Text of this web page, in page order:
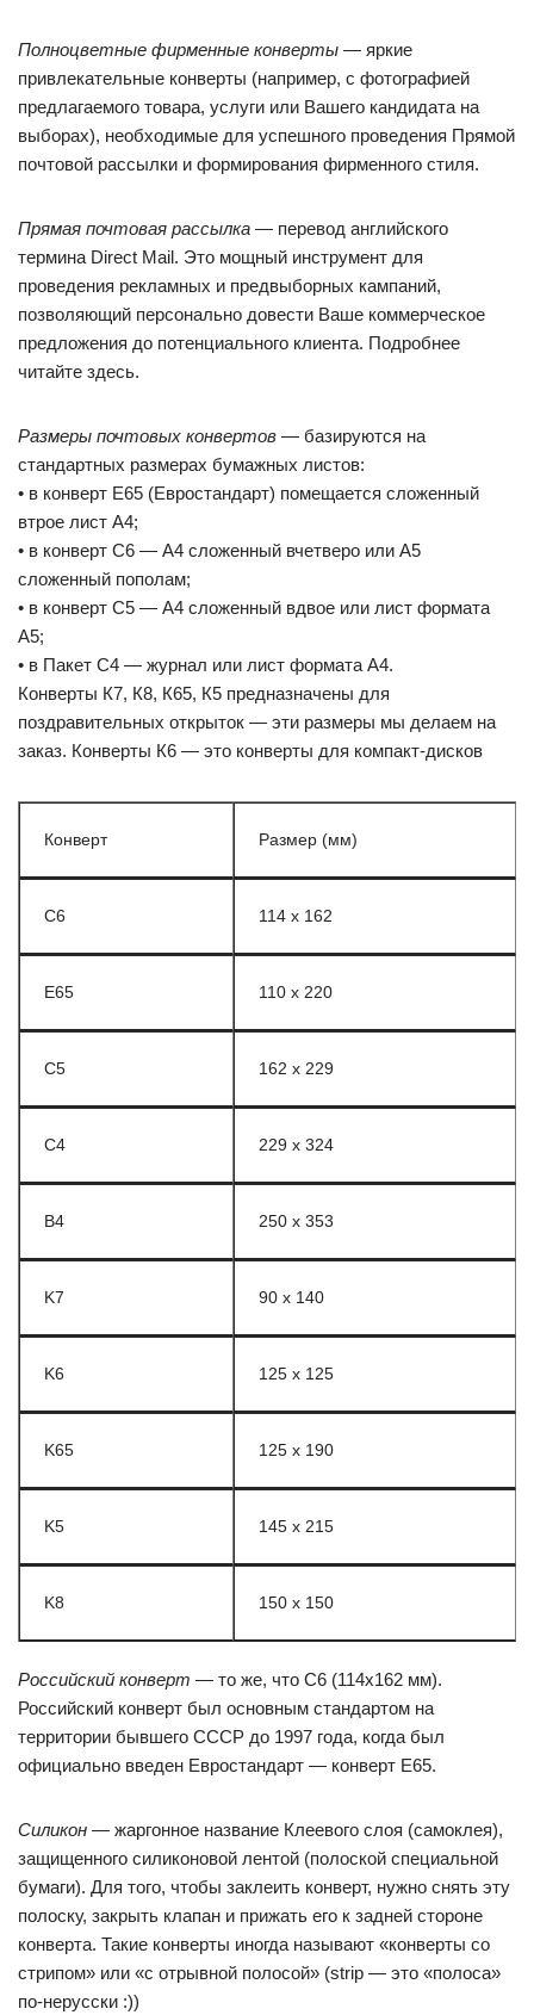
Полноцветные фирменные конверты — яркие
привлекательные конверты (например, с фотографией
предлагаемого товара, услуги или Вашего кандидата на
выборах), необходимые для успешного проведения Прямой
почтовой рассылки и формирования фирменного стиля.
Прямая почтовая рассылка — перевод английского
термина Direct Mail. Это мощный инструмент для
проведения рекламных и предвыборных кампаний,
позволяющий персонально довести Ваше коммерческое
предложения до потенциального клиента. Подробнее
читайте здесь.
Размеры почтовых конвертов — базируются на
стандартных размерах бумажных листов:
• в конверт Е65 (Eвростандарт) помещается сложенный
втрое лист А4;
• в конверт С6 — А4 сложенный вчетверо или А5
сложенный пополам;
• в конверт С5 — А4 сложенный вдвое или лист формата
А5;
• в Пакет С4 — журнал или лист формата А4.
Конверты К7, К8, К65, К5 предназначены для
поздравительных открыток — эти размеры мы делаем на
заказ. Конверты К6 — это конверты для компакт-дисков
Конверт Размер (мм)
С6 114 x 162
E65 110 x 220
C5 162 x 229
C4 229 x 324
B4 250 x 353
K7 90 x 140
K6 125 x 125
K65 125 x 190
K5 145 x 215
K8 150 x 150
Российский конверт — то же, что С6 (114х162 мм).
Российский конверт был основным стандартом на
территории бывшего СССР до 1997 года, когда был
официально введен Eвростандарт — конверт Е65.
Силикон — жаргонное название Клеевого слоя (самоклея),
защищенного силиконовой лентой (полоской специальной
бумаги). Для того, чтобы заклеить конверт, нужно снять эту
полоску, закрыть клапан и прижать его к задней стороне
конверта. Такие конверты иногда называют «конверты со
стрипом» или «с отрывной полосой» (strip — это «полоса»
по-нерусски :))